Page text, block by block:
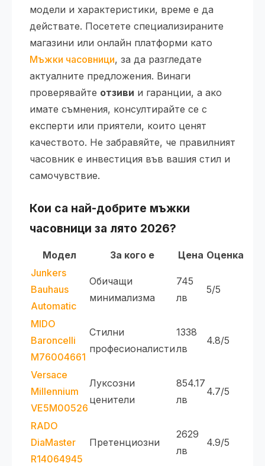
модели и характеристики, време е да
действате. Посетете специализираните
магазини или онлайн платформи като
Мъжки часовници, за да разгледате
актуалните предложения. Винаги
проверявайте отзиви и гаранции, а ако
имате съмнения, консултирайте се с
експерти или приятели, които ценят
качеството. Не забравяйте, че правилният
часовник е инвестиция във вашия стил и
самочувствие.
Кои са най-добрите мъжки
часовници за лято 2026?
Модел За кого е Цена Оценка
Junkers
Bauhaus
Automatic
Обичащи
минимализма
745
лв
5/5
MIDO
Baroncelli
M76004661
Стилни
професионалисти
1338
лв
4.8/5
Versace
Millennium
VE5M00526
Луксозни
ценители
854.17
лв
4.7/5
RADO
DiaMaster
R14064945
Претенциозни
2629
лв
4.9/5